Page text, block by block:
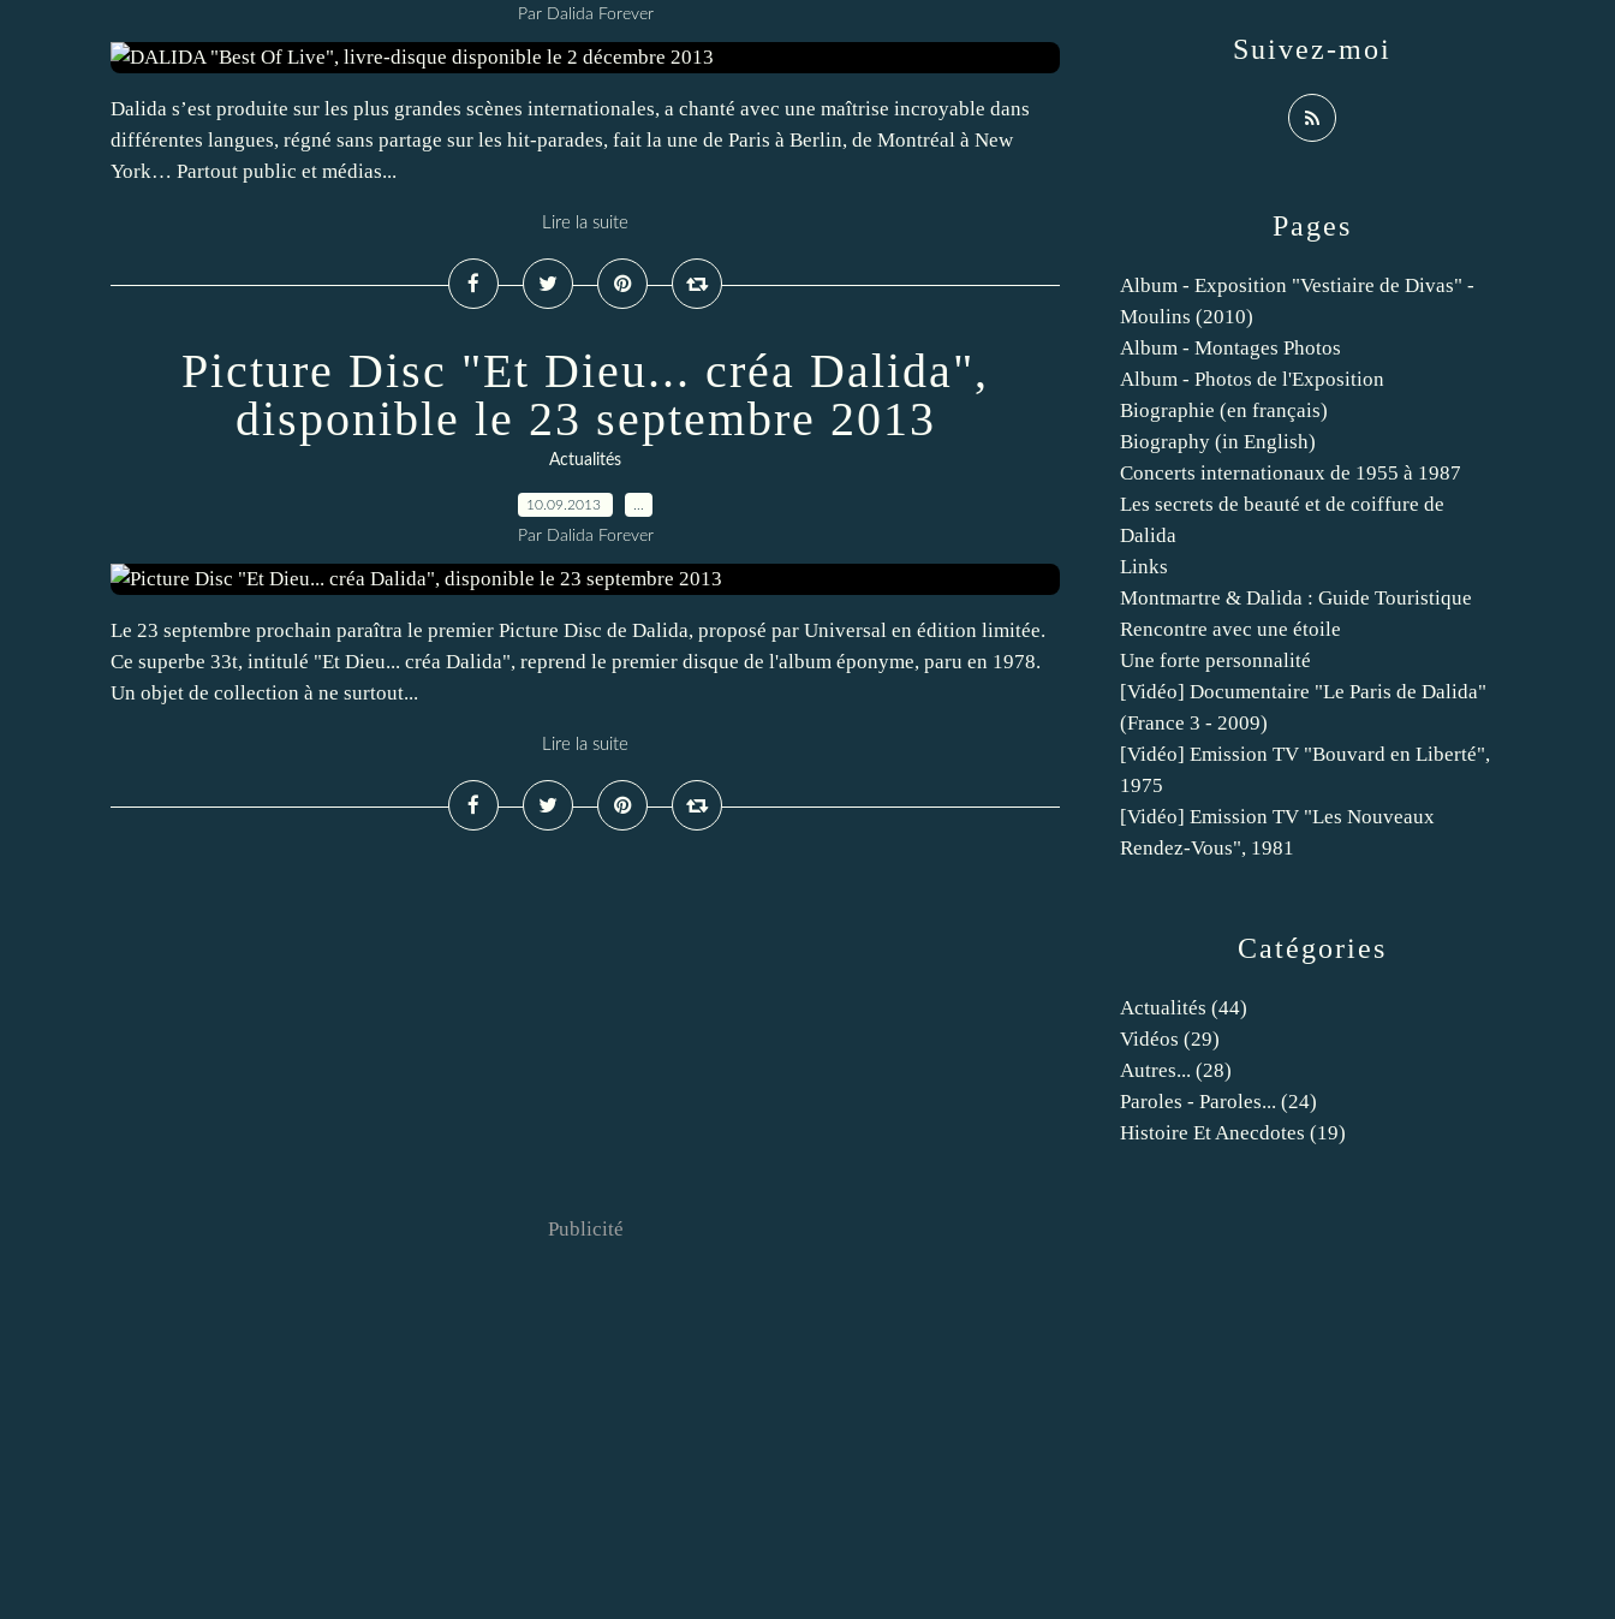
Par Dalida Forever
Dalida s’est produite sur les plus grandes scènes internationales, a chanté avec une maîtrise incroyable dans
différentes langues, régné sans partage sur les hit-parades, fait la une de Paris à Berlin, de Montréal à New
York… Partout public et médias...
Lire la suite
Picture Disc "Et Dieu... créa Dalida",
disponible le 23 septembre 2013
Actualités
10.09.2013
Par Dalida Forever
Le 23 septembre prochain paraîtra le premier Picture Disc de Dalida, proposé par Universal en édition limitée.
Ce superbe 33t, intitulé "Et Dieu... créa Dalida", reprend le premier disque de l'album éponyme, paru en 1978.
Un objet de collection à ne surtout...
Lire la suite
Publicité
Catégories
Actualités (44)
Vidéos (29)
Autres... (28)
Paroles - Paroles... (24)
Histoire Et Anecdotes (19)
Pages
Album - Exposition "Vestiaire de Divas" -
Moulins (2010)
Album - Montages Photos
Album - Photos de l'Exposition
Biographie (en français)
Biography (in English)
Concerts internationaux de 1955 à 1987
Les secrets de beauté et de coiffure de
Dalida
Links
Montmartre & Dalida : Guide Touristique
Rencontre avec une étoile
Une forte personnalité
[Vidéo] Documentaire "Le Paris de Dalida"
(France 3 - 2009)
[Vidéo] Emission TV "Bouvard en Liberté",
1975
[Vidéo] Emission TV "Les Nouveaux
Rendez-Vous", 1981
Suivez-moi